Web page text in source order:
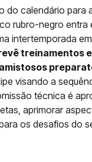
do calendário para
rubro-negro entra
intertemporada
treinamentos
visando a
técnica é
aprimorar
os desafios do